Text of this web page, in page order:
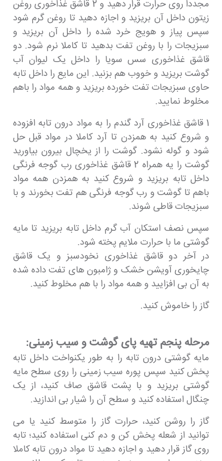
مجددا روی حرارت قرار دهید و 2 قاشق غذاخوری روغن
زیتون داخل آن بریزید و اجازه دهید تا روغن گرم شود
سپس پیاز و هویج خرد شده را داخل آن بریزید و
سبزیجات را با روغن تفت بدهید تا کاملا نرم شود. دو
قاشق غذاخوری سس سویا را داخل یک لیوان آب
گوشت بریزید و خووب هم بزنید. این مایع را داخل تابه
حاوی سبزیجات تفت خورده بریزید و همه مواد را باهم
مخلوط نمایید.
1 قاشق غذاخوری آرد گندم را به مواد درون تابه افزوده
و شروع کنید به همزدن تا آرد کاملا در مواد قبل حل
شود و گوله نشود. گوشت را از یخچال بیرون بیاورید
گوشت را یه همراه 2 قاشق غذاخوری رب گوجه فرنگی
داخل تابه بریزید و شروع کنید به همزدن همه مواد
باهم تا گوشت و رب گوجه فرنگی هم تفت بخورند و با
سبزیجات قاطی شوند.
سپس نصف استکان آب گرم داخل تابه بریزید تا مایه
گوشتی ما با حرارت ملایم پخته شود.
در آخر دو قاشق غذاخوری نخودسبز و یک قاشق
چایخوری آویشن خشک و ژامبون های تفت داده شده
به آن بی افزایید و همه مواد را با هم مخلوط کنید.
گاز را خاموش کنید.
مرحله پنجم تهیه پای گوشت و سیب زمینی:
مایه گوشتی درون تابه را به طور یکنواخت داخل تابه
پخش کنید سپس پوره سیب زمینی را روی سطح مایه
گوشتی بریزید و با پشت قاشق صاف کنید، از یک
چنگال استفاده کنید و سطح آن را شیار بی اندازید.
گاز را روشن کنید، حرارت گاز را متوسط کنید یا می
توانید از شعله پخش کن و دم کنی استفاده کنید؛ تابه
روی گاز قرار دهید و اجازه دهید تا مواد درون تابه کاملا